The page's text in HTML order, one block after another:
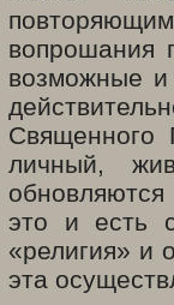
вопрошания
возможные и
Священного
личный,
это и есть
«религия» и
эта